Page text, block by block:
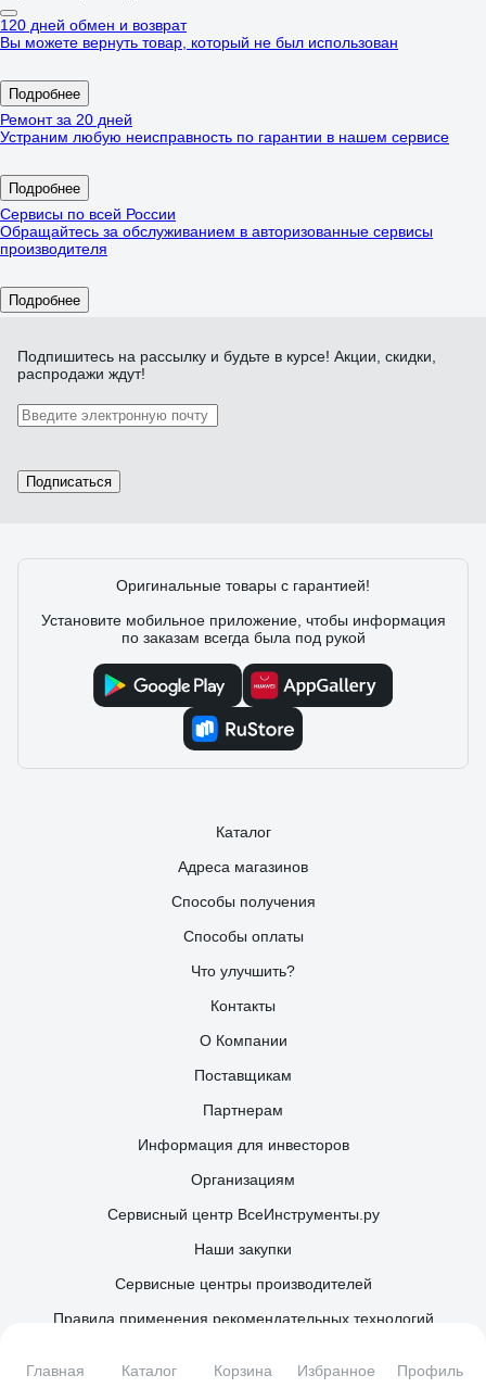
Главная Каталог Корзина Избранное Профиль
120 дней обмен и возврат
Вы можете вернуть товар, который не был использован
Подробнее
Ремонт за 20 дней
Устраним любую неисправность по гарантии в нашем сервисе
Подробнее
Сервисы по всей России
Обращайтесь за обслуживанием в авторизованные сервисы
производителя
Подробнее
Подпишитесь на рассылку и будьте в курсе! Акции, скидки,
распродажи ждут!
Подписаться
Оригинальные товары с гарантией!
Установите мобильное приложение, чтобы информация
по заказам всегда была под рукой
Каталог
Адреса магазинов
Способы получения
Способы оплаты
Что улучшить?
Контакты
О Компании
Поставщикам
Партнерам
Информация для инвесторов
Организациям
Сервисный центр ВсеИнструменты.ру
Наши закупки
Сервисные центры производителей
Правила применения рекомендательных технологий